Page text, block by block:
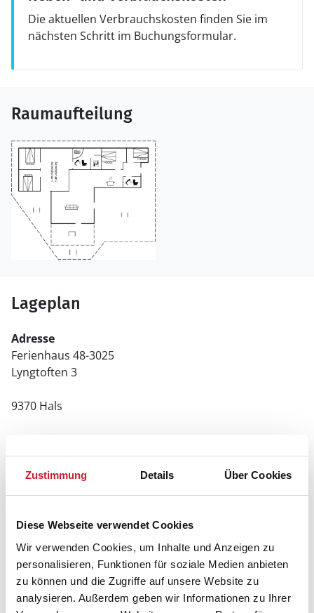
Zustimmung Details Über Cookies
Diese Webseite verwendet Cookies
Wir verwenden Cookies, um Inhalte und Anzeigen zu
personalisieren, Funktionen für soziale Medien anbieten
zu können und die Zugriffe auf unsere Website zu
analysieren. Außerdem geben wir Informationen zu Ihrer
Die aktuellen Verbrauchskosten finden Sie im
nächsten Schritt im Buchungsformular.
Raumaufteilung
Lageplan
Adresse
Ferienhaus 48-3025
Lyngtoften 3
9370 Hals